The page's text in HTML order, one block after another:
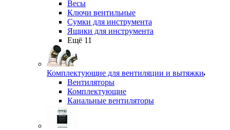
Весы
Ключи вентильные
Сумки для инструмента
Ящики для инструмента
Ещё 11
Комплектующие для вентиляции и вытяжки
Вентиляторы
Комплектующие
Канальные вентиляторы